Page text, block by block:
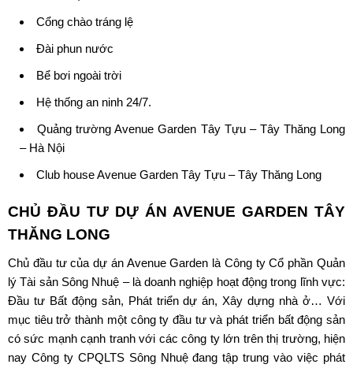
Cổng chào tráng lệ
Đài phun nước
Bể bơi ngoài trời
Hệ thống an ninh 24/7.
Quảng trường Avenue Garden Tây Tựu – Tây Thăng Long
– Hà Nội
Club house Avenue Garden Tây Tựu – Tây Thăng Long
CHỦ ĐẦU TƯ DỰ ÁN AVENUE GARDEN TÂY
THĂNG LONG
Chủ đầu tư của dự án Avenue Garden là Công ty Cổ phần Quản
lý Tài sản Sông Nhuệ – là doanh nghiệp hoạt động trong lĩnh vực:
Đầu tư Bất động sản, Phát triển dự án, Xây dựng nhà ở… Với
mục tiêu trở thành một công ty đầu tư và phát triển bất động sản
có sức mạnh cạnh tranh với các công ty lớn trên thị trường, hiện
nay Công ty CPQLTS Sông Nhuệ đang tập trung vào việc phát